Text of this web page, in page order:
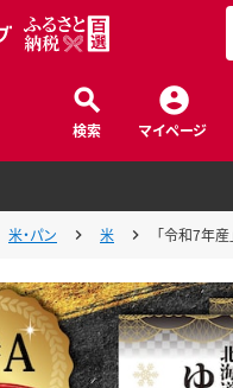
検索 マイページ
米・パン 米 「令和7年